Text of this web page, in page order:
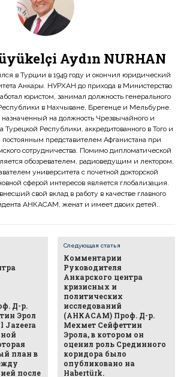
Aydın NURHAN
в Турции в 1949 году и окончил юридический
Анкары. НУРХАН до прихода в Министерство
юристом, занимал должность генерального
в Нахчыване, Брегенце и Мельбурне.
на должность Чрезвычайного и
Турецкой Республики, аккредитованного в Того и
постоянным представителем Афганистана при
сотрудничества. Помимо дипломатической
обозревателем, радиоведущим и лектором,
университета с почетной докторской
сферой интересов является глобализация.
свой вклад в работу в качестве главного
АНКАСАМ, женат и имеет двоих детей..
Д-р.
Эрол
Jazeera
план в
после
Следующая статья
Комментарии
Руководителя
Анкарского центра
кризисных и
политических
исследований
(АНКАСАМ) Проф. Д-р.
Мехмет Сейфеттин
Эрола, в котором он
оценил роль Срединного
коридора было
опубликовано на
Habertürk.